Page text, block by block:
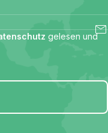
gelesen und